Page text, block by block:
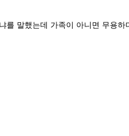
를 말했는데 가족이 아니면 무용하